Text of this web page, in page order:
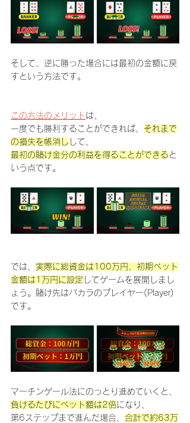
そして、逆に勝った場合には最初の金額に戻
すという方法です。
この方法のメリット は、
一度でも勝利することができれば、 それまで
の損失を帳消し して、
最初の賭け金分の利益を得ることができる と
いう点です。
では、 実際に総資金は100万円、初期ベット
金額は1万円に設定 してゲームを展開しまし
ょう。賭け先はバカラのプレイヤー(Player)
です。
マーチンゲール法にのっとり進めていくと、
負けるたびにベット額は2倍になり、
第6ステップまで進んだ場合、 合計で約63万